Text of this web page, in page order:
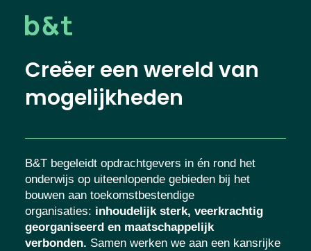
Creëer een wereld van
mogelijkheden
B&T begeleidt opdrachtgevers in én rond het
onderwijs op uiteenlopende gebieden bij het
bouwen aan toekomstbestendige
organisaties: inhoudelijk sterk, veerkrachtig
georganiseerd en maatschappelijk
verbonden. Samen werken we aan een kansrijke